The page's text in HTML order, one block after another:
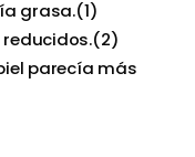
grasa.(1)
reducidos.(2)
parecía más